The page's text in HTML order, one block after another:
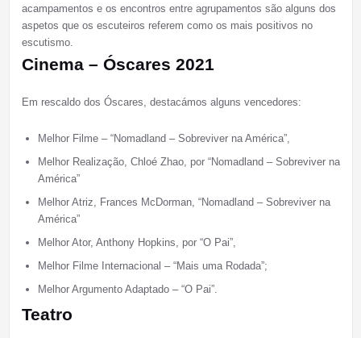
acampamentos e os encontros entre agrupamentos são alguns dos
aspetos que os escuteiros referem como os mais positivos no
escutismo.
Cinema – Óscares 2021
Em rescaldo dos Óscares, destacámos alguns vencedores:
Melhor Filme – “Nomadland – Sobreviver na América”,
Melhor Realização, Chloé Zhao, por “Nomadland – Sobreviver na
América”
Melhor Atriz, Frances McDorman, “Nomadland – Sobreviver na
América”
Melhor Ator, Anthony Hopkins, por “O Pai”,
Melhor Filme Internacional – “Mais uma Rodada”;
Melhor Argumento Adaptado – “O Pai”.
Teatro